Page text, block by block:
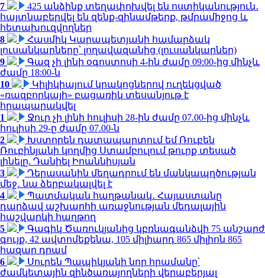
7
425 անձինք տեղափոխվել են ոստիկանություն․
հայտնաբերվել են զենք-զինամթերք, թմրամիջոց և
հետախուզվողներ
8
Հասմիկ Կարապետյանի համարձակ
լուսանկարները՝ լողավազանից (լուսանկարներ)
9
Գազ չի լինի օգոստոսի 4-ին ժամը 09:00-ից մինչև
ժամը 18:00-ն
10
Կիլիկիայում կրակոցներով ուղեկցված
«ռազբորկայի» բացառիկ տեսանյութ է
հրապարակվել
1
Ջուր չի լինի հուլիսի 28-ին ժամը 07.00-ից մինչև
հուլիսի 29-ը ժամը 07.00-ն
2
Խստորեն դատապարտում եմ Ռուբեն
Ռուբինյանի կողմից Ստամբուլում թուրք տեսած
լինելը. Դանիել Իոաննիսյան
3
Դերասանին մեղադրում են մանկապղծության
մեջ․ նա ձերբակալվել է
4
Պատմական հաղթանակ․ Հայաստանը
դարձավ աշխարհի առաջնության մեդալային
հաշվարկի հաղթող
5
Գագիկ Ծառուկյանից կբռնագանձվի 75 անշարժ
գույք, 42 ավտոմեքենա, 105 միլիարդ 865 միլիոն 865
հազար դրամ
6
Սուրեն Պապիկյանի նոր հրամանը՝
ժամկետային զինծառայողների վերաբերյալ